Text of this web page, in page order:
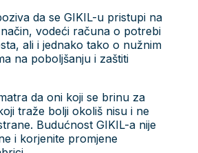
da se GIKIL-u pristupi na
vodeći računa o potrebi
ali i jednako tako o nužnim
na poboljšanju i zaštiti
da oni koji se brinu za
traže bolji okoliš nisu i ne
Budućnost GIKIL-a nije
i korjenite promjene